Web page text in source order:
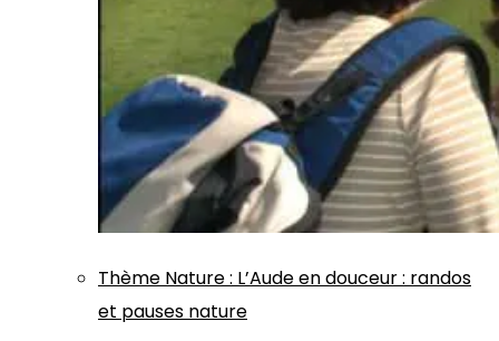
Thème Nature: L’Aude en douceur : randos
et pauses nature